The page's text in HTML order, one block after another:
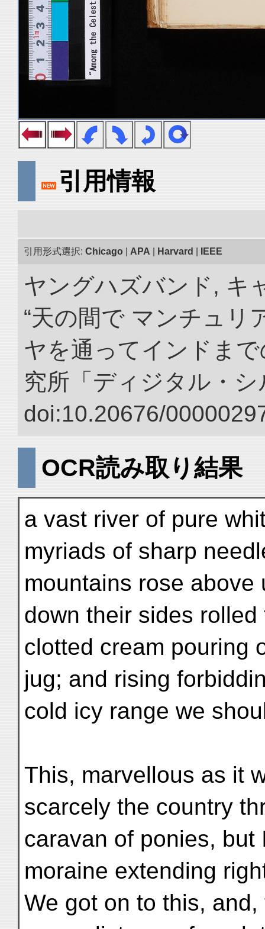
引用情報
引用形式選択: Chicago APA Harvard IEEE
ヤングハズバンド, キ
“天の間で マンチュリ
ヤを通ってインドま
究所「ディジタル・
doi:10.20676/
OCR読み取り結果
a vast river of pure
myriads of sharp
mountains rose
down their sides
clotted cream pouring
jug; and rising
cold icy range we
This, marvellous as it
scarcely the country
caravan of ponies, but
moraine extending
We got on to this,